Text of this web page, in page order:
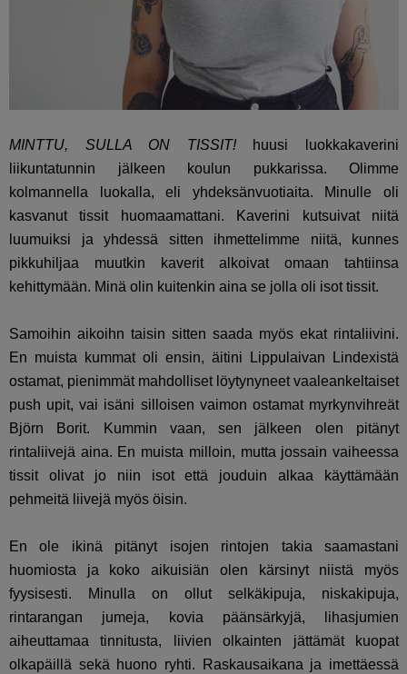
MINTTU, SULLA ON TISSIT!huusi luokkakaverini
liikuntatunnin jälkeen koulun pukkarissa. Olimme
kolmannella luokalla, eli yhdeksänvuotiaita. Minulle oli
kasvanut tissit huomaamattani. Kaverini kutsuivat niitä
luumuiksi ja yhdessä sitten ihmettelimme niitä, kunnes
pikkuhiljaa muutkin kaverit alkoivat omaan tahtiinsa
kehittymään. Minä olin kuitenkin aina se jolla oli isot tissit.
Samoihin aikoihn taisin sitten saada myös ekat rintaliivini.
En muista kummat oli ensin, äitini Lippulaivan Lindexistä
ostamat, pienimmät mahdolliset löytynyneet vaaleankeltaiset
push upit, vai isäni silloisen vaimon ostamat myrkynvihreät
Björn Borit. Kummin vaan, sen jälkeen olen pitänyt
rintaliivejä aina. En muista milloin, mutta jossain vaiheessa
tissit olivat jo niin isot että jouduin alkaa käyttämään
pehmeitä liivejä myös öisin.
En ole ikinä pitänyt isojen rintojen takia saamastani
huomiosta ja koko aikuisiän olen kärsinyt niistä myös
fyysisesti. Minulla on ollut selkäkipuja, niskakipuja,
rintarangan jumeja, kovia päänsärkyjä, lihasjumien
aiheuttamaa tinnitusta, liivien olkainten jättämät kuopat
olkapäillä sekä huono ryhti. Raskausaikana ja imettäessä